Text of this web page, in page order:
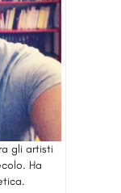
gli artisti
Ha